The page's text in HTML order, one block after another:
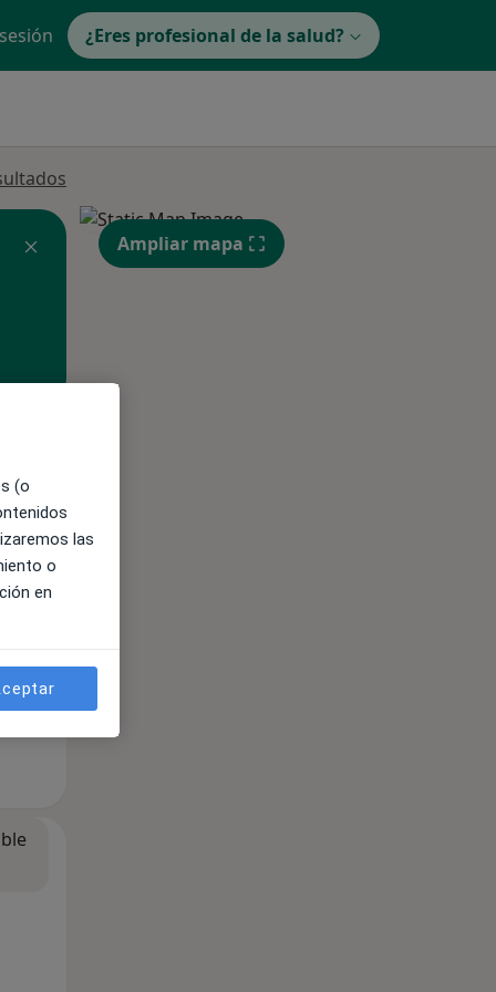
¿Eres profesional de la salud?
Ampliar mapa
(o
las
o
en